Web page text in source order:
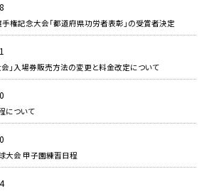
権記念大会「都道府県功労者表彰」の受賞者決定
」入場券販売方法の変更と料金改定について
について
大会 甲子園練習日程